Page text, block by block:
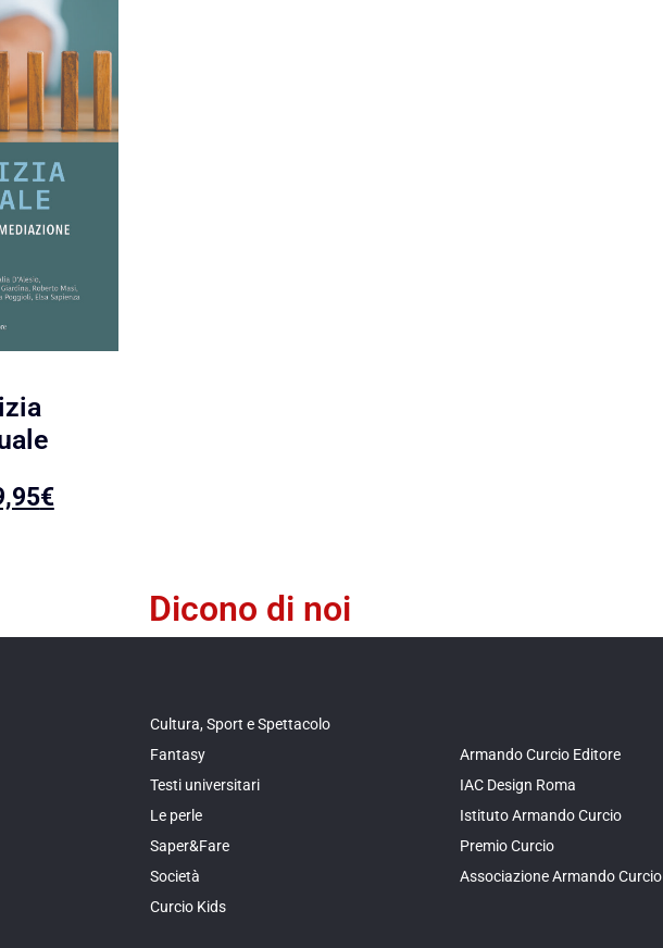
€
Dicono di noi
Cultura, Sport e Spettacolo
Fantasy
Testi universitari
Le perle
Saper&Fare
Società
Curcio Kids
Armando Curcio Editore
IAC Design Roma
Istituto Armando Curcio
Premio Curcio
Associazione Armando Curcio